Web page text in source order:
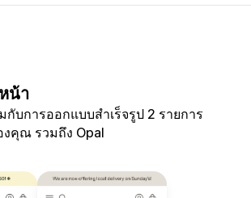
น้า
กับการออกแบบสำเร็จรูป 2 รายการ
คุณ รวมถึง Opal